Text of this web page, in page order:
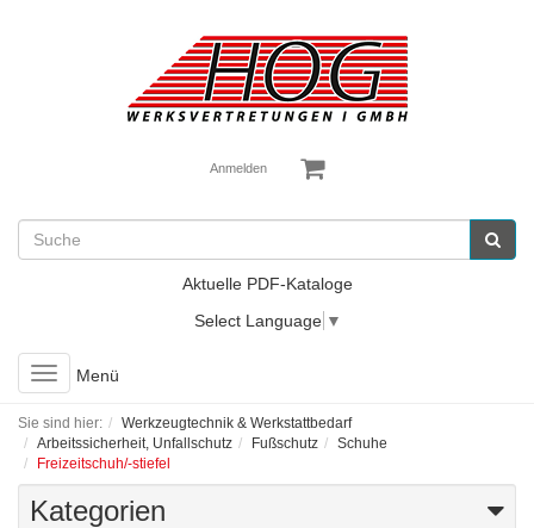
Anmelden
Aktuelle PDF-Kataloge
Select Language ▼
Toggle
navigation
Menü
Sie sind hier:
Werkzeugtechnik & Werkstattbedarf
Arbeitssicherheit, Unfallschutz
Fußschutz
Schuhe
Freizeitschuh/-stiefel
Kategorien